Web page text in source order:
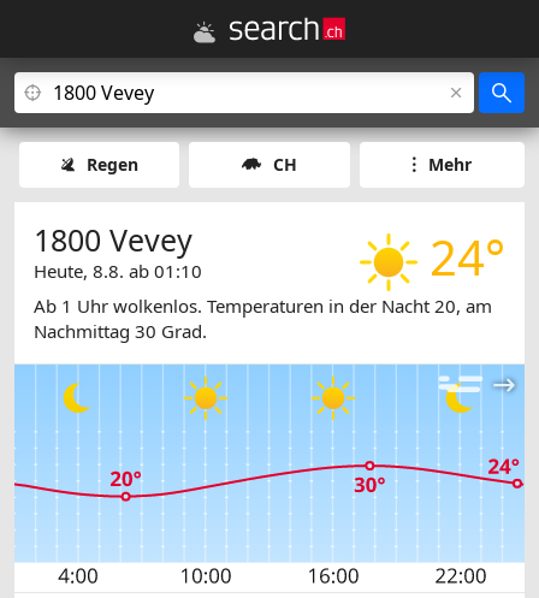
Regen CH Mehr
24°
1800 Vevey
Heute, 8.8. ab 01:10
Ab 1 Uhr wolkenlos. Temperaturen in der Nacht 20, am
Nachmittag 30 Grad.